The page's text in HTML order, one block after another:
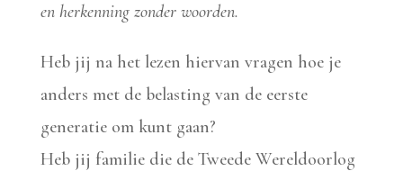
en herkenning zonder woorden.
Heb jij na het lezen hiervan vragen hoe je
anders met de belasting van de eerste
generatie om kunt gaan?
Heb jij familie die de Tweede Wereldoorlog